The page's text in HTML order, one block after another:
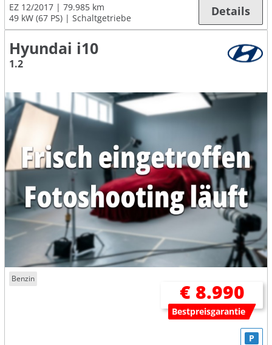
EZ 12/2017
79.985 km
49 kW (67 PS)
Schaltgetriebe Details
Hyundai i10
1.2
Benzin
€ 8.990
Bestpreisgarantie
P